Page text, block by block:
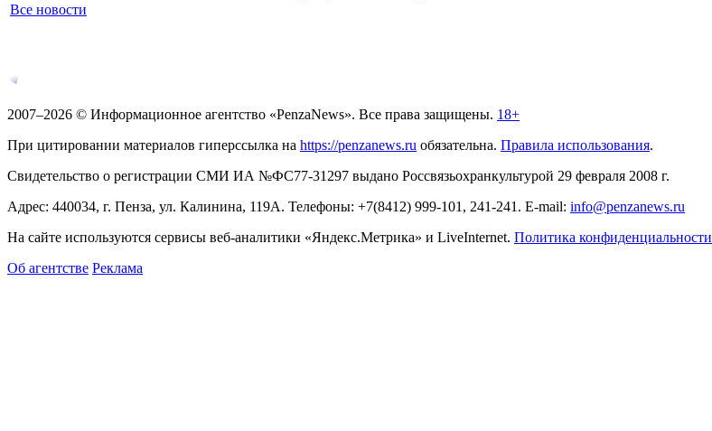
Все новости
2007–2026 © Информационное агентство «PenzaNews». Все права защищены. 18+
При цитировании материалов гиперссылка на https://penzanews.ru обязательна. Правила использования.
Свидетельство о регистрации СМИ ИА №ФС77-31297 выдано Россвязьохранкультурой 29 февраля 2008 г.
Адрес: 440034, г. Пенза, ул. Калинина, 119А. Телефоны: +7(8412) 999-101, 241-241 . E-mail: info@penzanews.ru
На сайте используются сервисы веб-аналитики «Яндекс.Метрика» и LiveInternet. Политика конфиденциальности
Об агентстве Реклама